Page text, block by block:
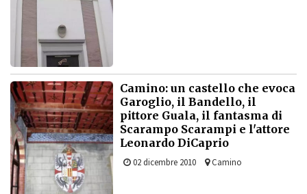
Camino: un castello che evoca
Garoglio, il Bandello, il
pittore Guala, il fantasma di
Scarampo Scarampi e l'attore
Leonardo DiCaprio
02 dicembre 2010 Camino